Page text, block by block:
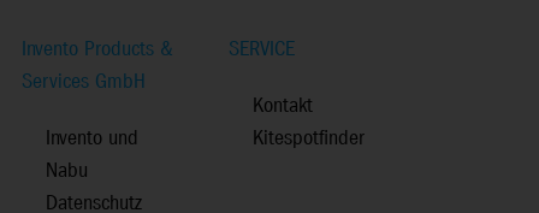
Invento Products &
Services GmbH
Invento und
Nabu
Datenschutz
SERVICE
Kontakt
Kitespotfinder